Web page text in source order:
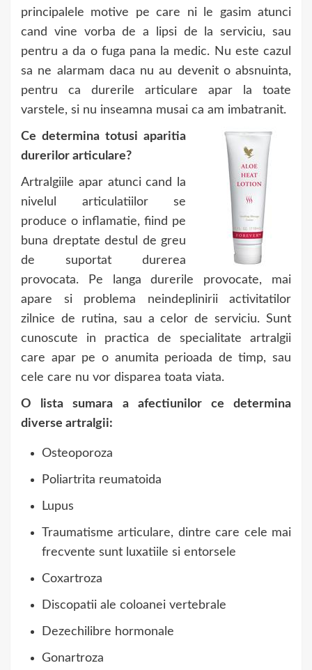
principalele motive pe care ni le gasim atunci
cand vine vorba de a lipsi de la serviciu, sau
pentru a da o fuga pana la medic. Nu este cazul
sa ne alarmam daca nu au devenit o absnuinta,
pentru ca durerile articulare apar la toate
varstele, si nu inseamna musai ca am imbatranit.
Ce determina totusi aparitia
durerilor articulare?
Artralgiile apar atunci cand la
nivelul articulatiilor se
produce o inflamatie, fiind pe
buna dreptate destul de greu
de suportat durerea
provocata. Pe langa durerile provocate, mai
apare si problema neindeplinirii activitatilor
zilnice de rutina, sau a celor de serviciu. Sunt
cunoscute in practica de specialitate artralgii
care apar pe o anumita perioada de timp, sau
cele care nu vor disparea toata viata.
O lista sumara a afectiunilor ce determina
diverse artralgii:
Osteoporoza
Poliartrita reumatoida
Lupus
Traumatisme articulare, dintre care cele mai
frecvente sunt luxatiile si entorsele
Coxartroza
Discopatii ale coloanei vertebrale
Dezechilibre hormonale
Gonartroza